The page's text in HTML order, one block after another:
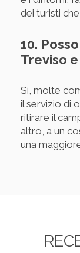
dei turisti
10.
Treviso
Sì, molte
il servizio di
ritirare il
altro, a un
una